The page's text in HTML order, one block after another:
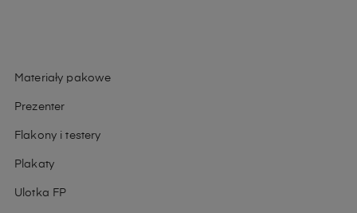
Materiały pakowe
Prezenter
Flakony i testery
Plakaty
Ulotka FP